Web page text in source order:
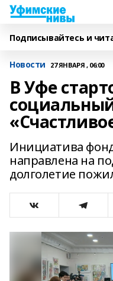
Подписывайтесь и
Новости 27 ЯНВАРЯ , 06:00
В Уфе
Инициатива
направлена на
долголетие